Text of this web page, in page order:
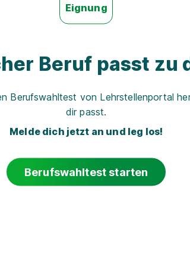
Eignung
Beruf passt zu
Berufswahltest von Lehrstellenportal
dir passt.
Melde dich jetzt an und leg los!
Berufswahltest starten